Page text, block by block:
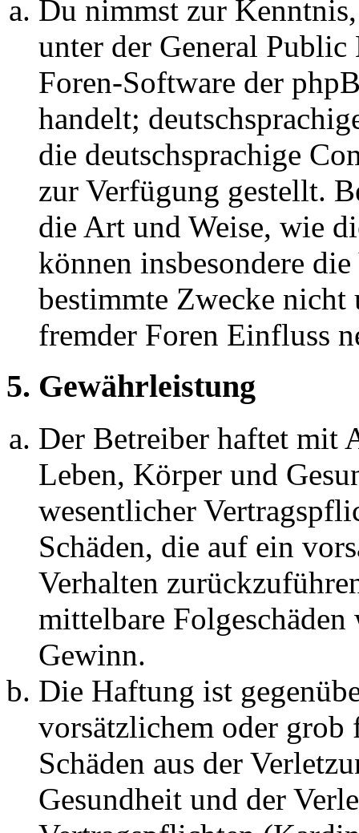
Du nimmst zur
unter der General
Foren-Software der
handelt;
die deutschsprachige
zur Verfügung gestellt.
die Art und Weise, wie
können insbesondere
bestimmte Zwecke nicht
fremder Foren Einfluss
5. Gewährleistung
Der Betreiber haftet mit
Leben, Körper und
wesentlicher
Schäden, die auf ein
Verhalten
mittelbare Folgeschäden
Gewinn.
Die Haftung ist
vorsätzlichem oder grob
Schäden aus der
Gesundheit und der